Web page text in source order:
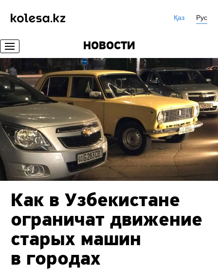
Қаз Рус
НОВОСТИ
Как в Узбекистане
ограничат движение
старых машин
в городах